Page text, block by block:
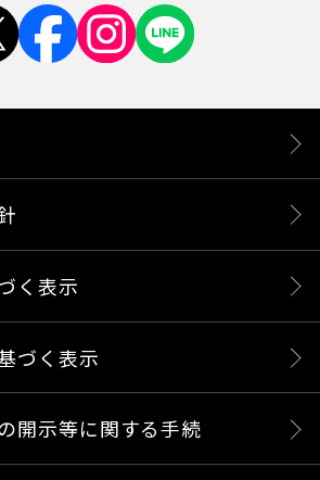
く表示
づく表示
開示等に関する手続